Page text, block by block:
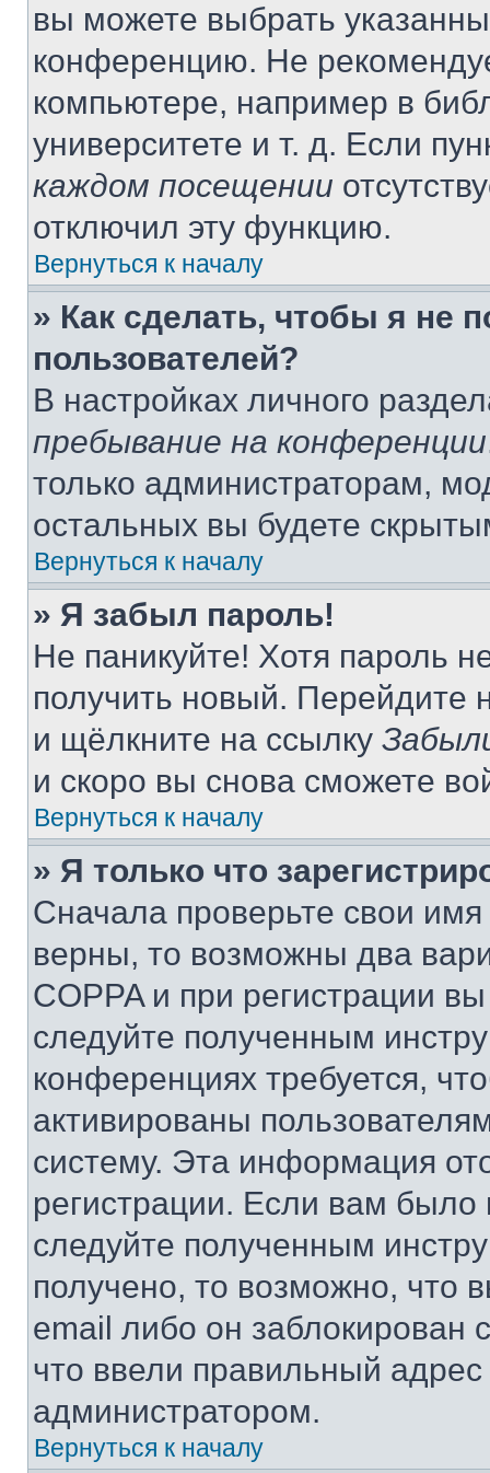
вы можете выбрать
конференцию. Не
компьютере, например в
университете и т. д. Если
каждом посещении
отключил эту функцию.
Вернуться к началу
» Как сделать, чтобы я не
пользователей?
В настройках личного
пребывание на конференции
только администраторам,
остальных вы будете
Вернуться к началу
» Я забыл пароль!
Не паникуйте! Хотя пароль
получить новый. Перейдите
и щёлкните на ссылку
и скоро вы снова сможете
Вернуться к началу
» Я только что
Сначала проверьте свои
верны, то возможны два
COPPA и при регистрации
следуйте полученным
конференциях требуется,
активированы
систему. Эта информация
регистрации. Если вам
следуйте полученным
получено, то возможно, что
email либо он
что ввели правильный адрес
администратором.
Вернуться к началу